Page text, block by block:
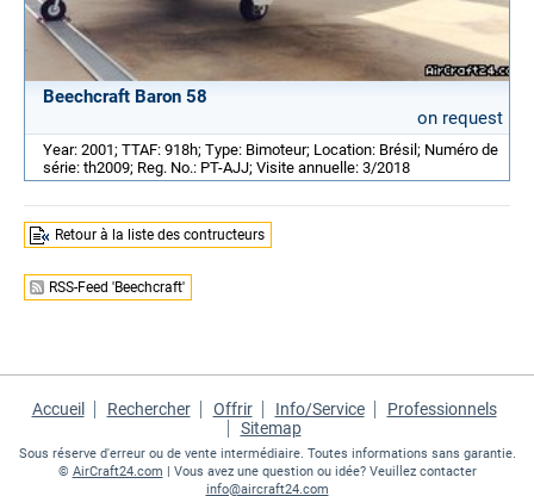
Beechcraft Baron 58
on request
Year: 2001; TTAF: 918h; Type: Bimoteur; Location: Brésil; Numéro de
série: th2009; Reg. No.: PT-AJJ; Visite annuelle: 3/2018
Retour à la liste des contructeurs
RSS-Feed 'Beechcraft'
Accueil Rechercher Offrir Info/Service
Professionnels
Sitemap
Sous réserve d'erreur ou de vente intermédiaire. Toutes informations sans garantie.
© AirCraft24.com | Vous avez une question ou idée? Veuillez contacter
info@aircraft24.com